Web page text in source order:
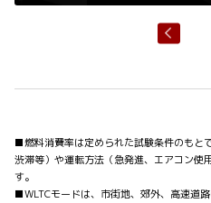
■燃料消費率は定められた試験条件のもと
渋滞等）や運転方法（急発進、エアコン使
す。
■WLTCモードは、市街地、郊外、高速道